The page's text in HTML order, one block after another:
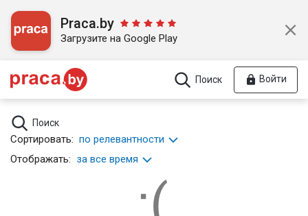
Praca.by
Загрузите на Google Play
Поиск Войти
Поиск
Сортировать: по релевантности
Отображать: за все время